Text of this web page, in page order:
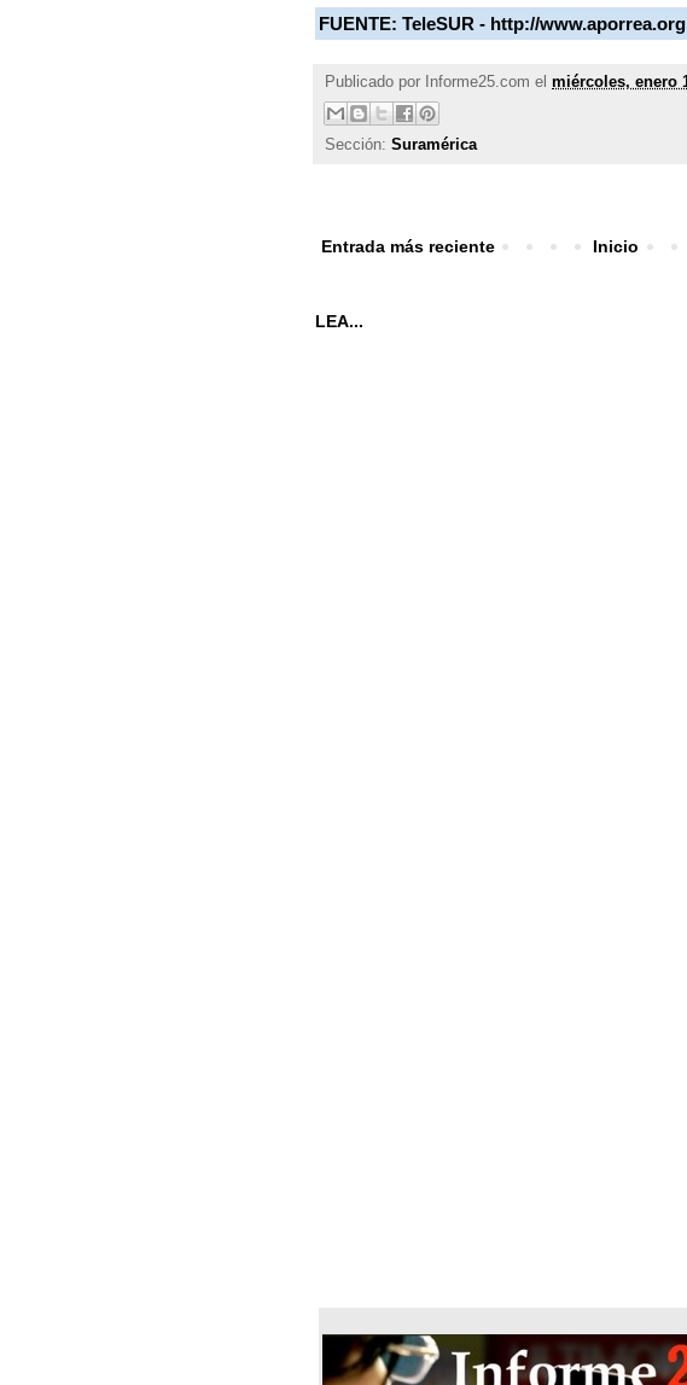
FUENTE: TeleSUR - http://www.aporrea.org
Publicado por Informe25.com el miércoles, enero
Sección: Suramérica
Entrada más reciente Inicio
LEA...